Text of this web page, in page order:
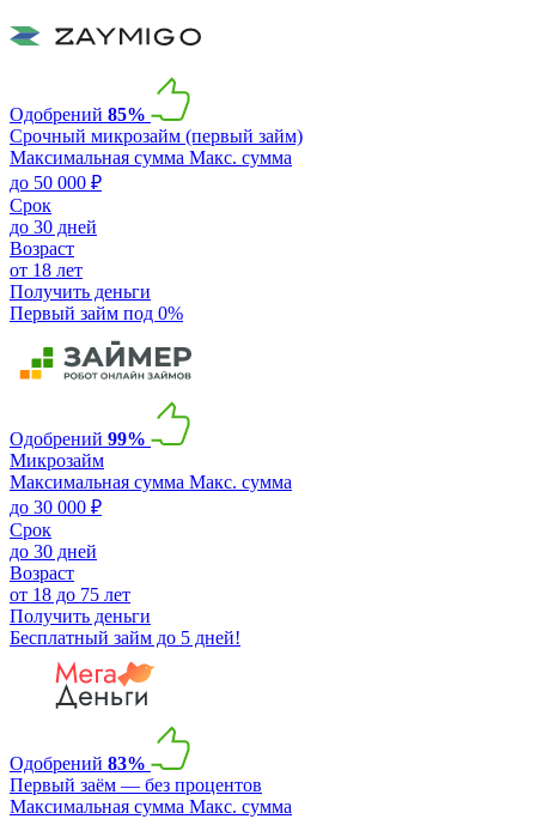
Одобрений 85%
Срочный микрозайм (первый займ)
Максимальная сумма Макс. сумма
до 50 000 ₽
Срок
до 30 дней
Возраст
от 18 лет
Получить деньги
Первый займ под 0%
Одобрений 99%
Микрозайм
Максимальная сумма Макс. сумма
до 30 000 ₽
Срок
до 30 дней
Возраст
от 18 до 75 лет
Получить деньги
Бесплатный займ до 5 дней!
Одобрений 83%
Первый заём — без процентов
Максимальная сумма Макс. сумма